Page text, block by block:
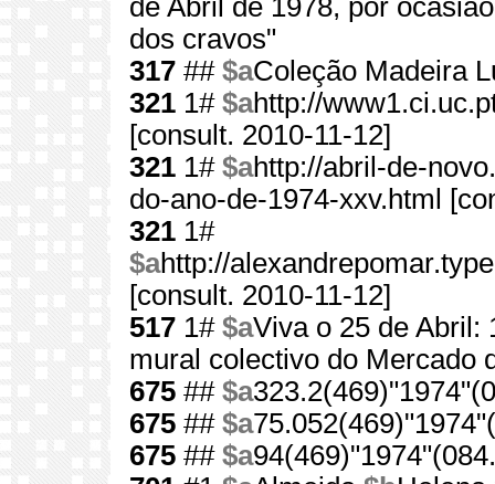
de Abril de 1978, por
dos cravos"
317 ## $aColeção Madeira
321 1# $ahttp://
[consult. 2010-11-12]
321 1# $ahttp://abril-de-
do-ano-de-1974-xxv.html
321 1#
$ahttp://
[consult. 2010-11-12]
517 1# $aViva o 25 de Abril:
mural colectivo do Mercado
675 ## $a
675 ## $a
675 ## $a